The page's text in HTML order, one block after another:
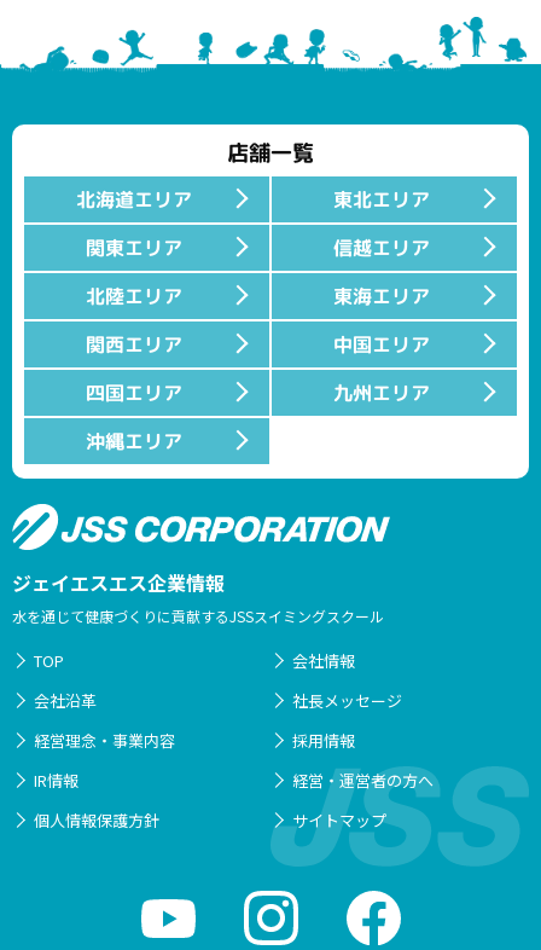
店舗一覧
北海道エリア
東北エリア
関東エリア
信越エリア
北陸エリア
東海エリア
関西エリア
中国エリア
四国エリア
九州エリア
沖縄エリア
ジェイエスエス企業情報
水を通じて健康づくりに貢献するJSSスイミングスクール
TOP
会社情報
会社沿革
社長メッセージ
経営理念・事業内容
採用情報
IR情報
経営・運営者の方へ
個人情報保護方針
サイトマップ